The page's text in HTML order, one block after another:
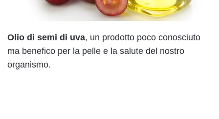
Olio di semi di uva, un prodotto poco conosciuto
ma benefico per la pelle e la salute del nostro
organismo.